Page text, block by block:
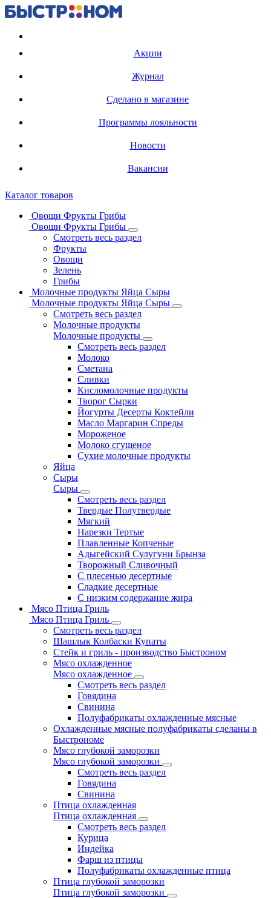
Акции
Журнал
Сделано в магазине
Программы лояльности
Новости
Вакансии
Каталог товаров
Овощи Фрукты Грибы
Овощи Фрукты Грибы
Смотреть весь раздел
Фрукты
Овощи
Зелень
Грибы
Молочные продукты Яйца Сыры
Молочные продукты Яйца Сыры
Смотреть весь раздел
Молочные продукты
Молочные продукты
Смотреть весь раздел
Молоко
Сметана
Сливки
Кисломолочные продукты
Творог Сырки
Йогурты Десерты Коктейли
Масло Маргарин Спреды
Мороженое
Молоко сгущеное
Сухие молочные продукты
Яйца
Сыры
Сыры
Смотреть весь раздел
Твердые Полутвердые
Мягкий
Нарезки Тертые
Плавленные Копченые
Адыгейский Сулугуни Брынза
Творожный Сливочный
С плесенью десертные
Сладкие десертные
С низким содержание жира
Мясо Птица Гриль
Мясо Птица Гриль
Смотреть весь раздел
Шашлык Колбаски Купаты
Стейк и гриль - производство Быстроном
Мясо охлажденное
Мясо охлажденное
Смотреть весь раздел
Говядина
Свинина
Полуфабрикаты охлажденные мясные
Охлажденные мясные полуфабрикаты сделаны в
Быстрономе
Мясо глубокой заморозки
Мясо глубокой заморозки
Смотреть весь раздел
Говядина
Свинина
Птица охлажденная
Птица охлажденная
Смотреть весь раздел
Курица
Индейка
Фарш из птицы
Полуфабрикаты охлажденные птица
Птица глубокой заморозки
Птица глубокой заморозки